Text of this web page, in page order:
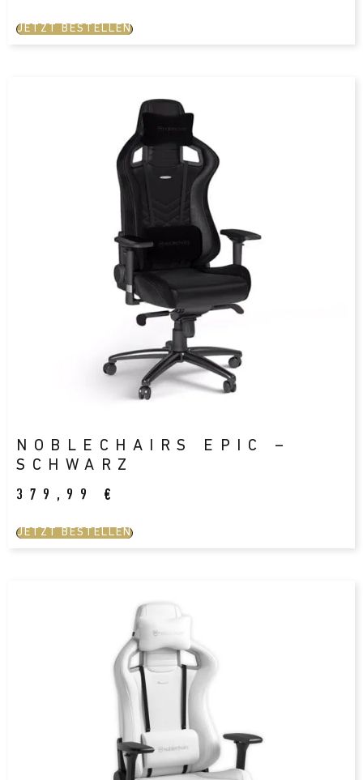
JETZT BESTELLEN
NOBLECHAIRS EPIC –
SCHWARZ
379,99 €
JETZT BESTELLEN